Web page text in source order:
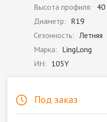
Высота профиля: 40
Диаметр: R19
Сезонность: Летняя
Марка: LingLong
ИН: 105Y
Под заказ